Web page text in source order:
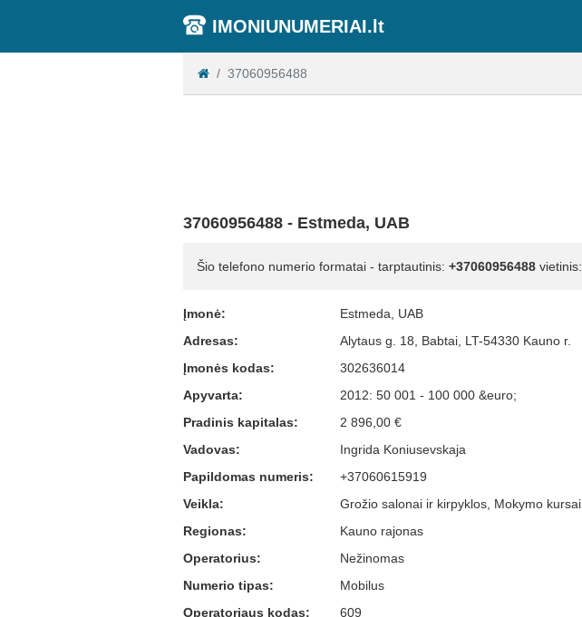
IMONIUNUMERIAI.lt
37060956488
37060956488 - Estmeda, UAB
Šio telefono numerio formatai - tarptautinis: +37060956488 vietinis:
Įmonė:
Estmeda, UAB
Adresas:
Alytaus g. 18, Babtai, LT-54330 Kauno r.
Įmonės kodas:
302636014
Apyvarta:
2012: 50 001 - 100 000 &euro;
Pradinis kapitalas:
2 896,00 €
Vadovas:
Ingrida Koniusevskaja
Papildomas numeris:
+37060615919
Veikla:
Grožio salonai ir kirpyklos, Mokymo kursai
Regionas:
Kauno rajonas
Operatorius:
Nežinomas
Numerio tipas:
Mobilus
Operatoriaus kodas:
609